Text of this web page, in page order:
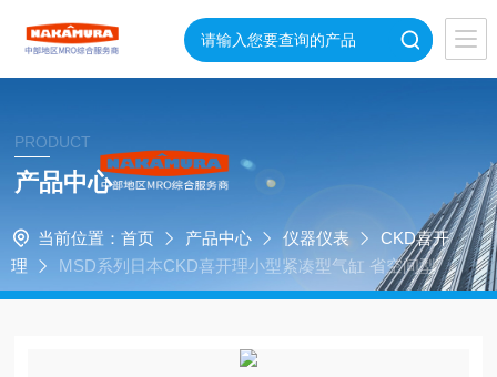
PRODUCT
产品中心
当前位置： 首页 产品中心 仪器仪表
CKD喜开
理
MSD系列日本CKD喜开理小型紧凑型气缸 省空间型